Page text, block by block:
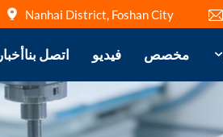
Nanhai District, Foshan City
مخصص فيديو اتصل بناأخبار